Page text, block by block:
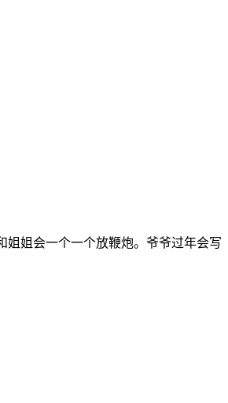
姐会一个一个放鞭炮。爷爷过年会写